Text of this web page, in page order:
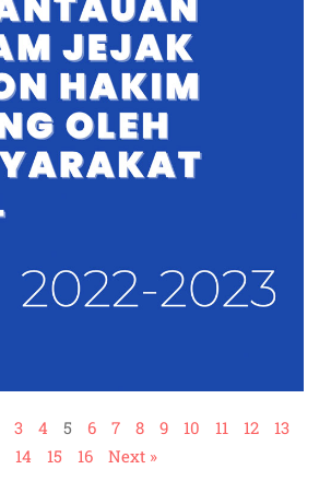
3 4 5 6 7 8 9 10 11 12
13
14
15 16 Next »